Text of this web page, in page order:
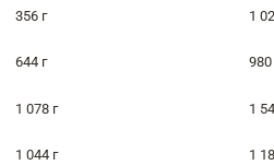
356 г 1
644 г 980
1 078 г 1
1 044 г 1